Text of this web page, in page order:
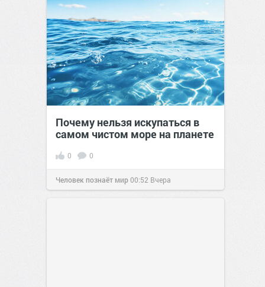
Почему нельзя искупаться в
самом чистом море на планете
0 0
Человек познаёт мир00:52 Вчера